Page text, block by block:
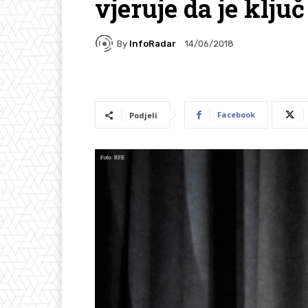
vjeruje da je ključ
By InfoRadar 14/06/2018
Podjeli Facebook